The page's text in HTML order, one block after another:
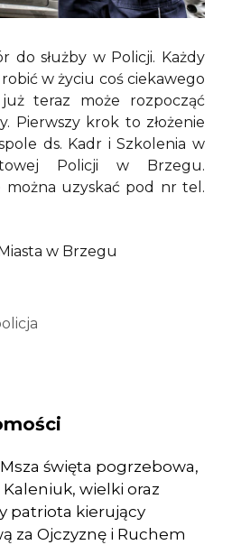
do służby w Policji. Każdy
w życiu coś ciekawego
teraz może rozpocząć
Pierwszy krok to złożenie
ds. Kadr i Szkolenia w
Policji w Brzegu.
można uzyskać pod nr tel.
w Brzegu
święta pogrzebowa,
wielki oraz
patriota kierujący
za Ojczyznę i Ruchem